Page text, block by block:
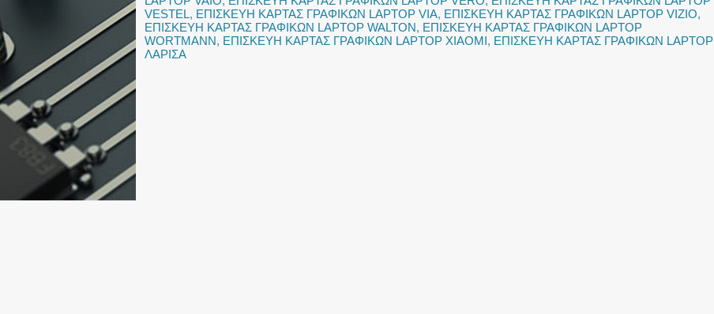
VESTEL, ΕΠΙΣΚΕΥΗ ΚΑΡΤΑΣ ΓΡΑΦΙΚΩΝ LAPTOP VIA, ΕΠΙΣΚΕΥΗ ΚΑΡΤΑΣ ΓΡΑΦΙΚΩΝ LAPTOP VIZIO,
ΕΠΙΣΚΕΥΗ ΚΑΡΤΑΣ ΓΡΑΦΙΚΩΝ LAPTOP WALTON, ΕΠΙΣΚΕΥΗ ΚΑΡΤΑΣ ΓΡΑΦΙΚΩΝ LAPTOP
WORTMANN, ΕΠΙΣΚΕΥΗ ΚΑΡΤΑΣ ΓΡΑΦΙΚΩΝ LAPTOP XIAOMI, ΕΠΙΣΚΕΥΗ ΚΑΡΤΑΣ ΓΡΑΦΙΚΩΝ LAPTOP
ΛΑΡΙΣΑ